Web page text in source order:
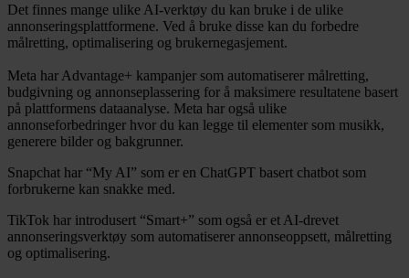
Det finnes mange ulike AI-verktøy du kan bruke i de ulike
annonseringsplattformene. Ved å bruke disse kan du forbedre
målretting, optimalisering og brukernegasjement.
Meta har Advantage+ kampanjer som automatiserer målretting,
budgivning og annonseplassering for å maksimere resultatene basert
på plattformens dataanalyse. Meta har også ulike
annonseforbedringer hvor du kan legge til elementer som musikk,
generere bilder og bakgrunner.
Snapchat har “My AI” som er en ChatGPT basert chatbot som
forbrukerne kan snakke med.
TikTok har introdusert “Smart+” som også er et AI-drevet
annonseringsverktøy som automatiserer annonseoppsett, målretting
og optimalisering.